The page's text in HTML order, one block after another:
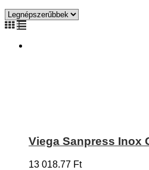
Viega Sanpress Inox
13 018.77 Ft